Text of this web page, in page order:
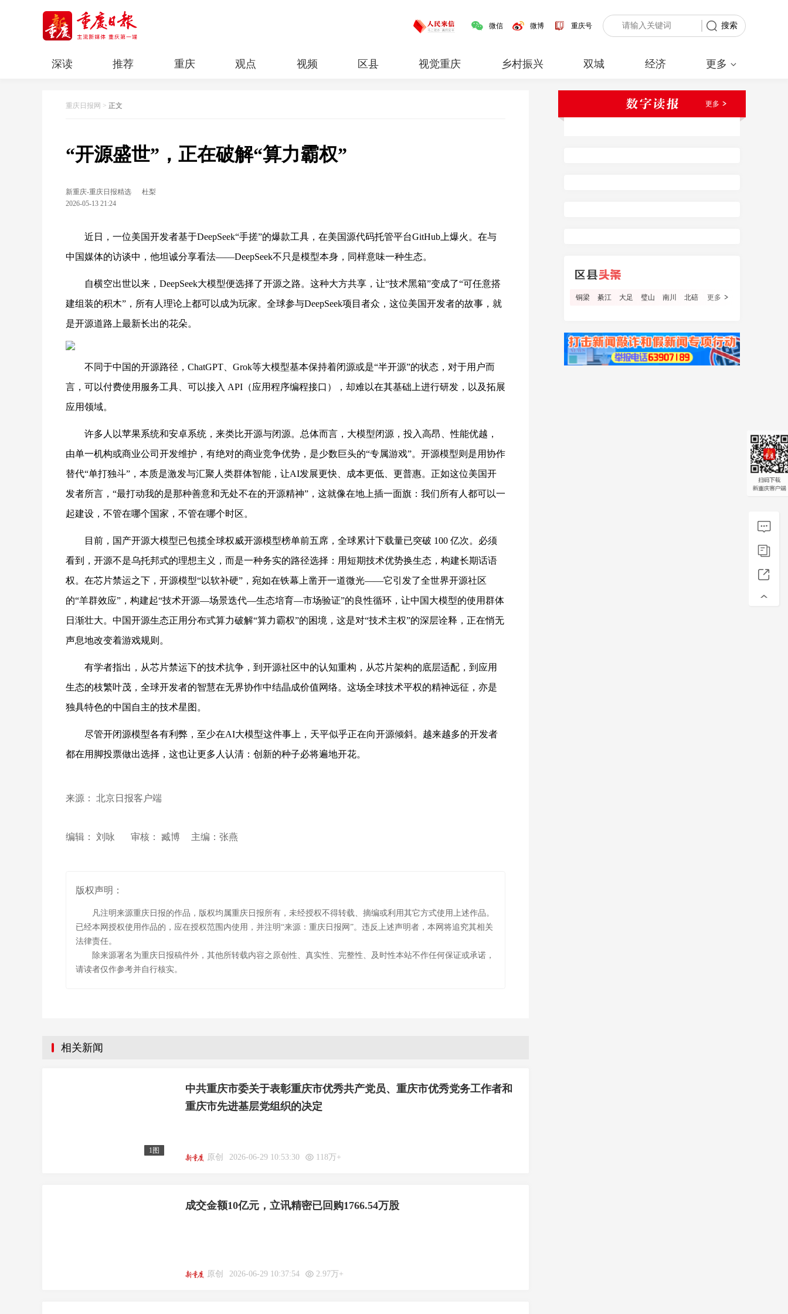
微信 微博 重庆号 搜索
深读 推荐 重庆 观点 视频 区县 视觉重庆 乡村振兴 双城 经济 更多
重庆日报网 > 正文
“开源盛世”，正在破解“算力霸权”
新重庆-重庆日报精选
杜梨
2026-05-13 21:24
近日，一位美国开发者基于DeepSeek“手搓”的爆款工具，在美国源代码托管平台GitHub上爆火。在与
中国媒体的访谈中，他坦诚分享看法——DeepSeek不只是模型本身，同样意味一种生态。
自横空出世以来，DeepSeek大模型便选择了开源之路。 这种大方共享，让“技术黑箱”变成了“可任意搭
建组装的积木”，所有人理论上都可以成为玩家。 全球参与DeepSeek项目者众，这位美国开发者的故事，就
是开源道路上最新长出的花朵。
不同于中国的开源路径，ChatGPT、Grok等大模型基本保持着闭源或是“半开源”的状态，对于用户而
言，可以付费使用服务工具、可以接入 API（应用程序编程接口），却难以在其基础上进行研发，以及拓展
应用领域。
许多人以苹果系统和安卓系统，来类比开源与闭源。总体而言，大模型闭源，投入高昂、性能优越，
由单一机构或商业公司开发维护，有绝对的商业竞争优势，是少数巨头的“专属游戏”。开源模型则是用协作
替代“单打独斗”，本质是激发与汇聚人类群体智能，让AI发展更快、成本更低、更普惠。正如这位美国开
发者所言， “最打动我的是那种善意和无处不在的开源精神”，这就像在地上插一面旗：我们所有人都可以一
起建设，不管在哪个国家，不管在哪个时区。
目前，国产开源大模型已包揽全球权威开源模型榜单前五席，全球累计下载量已突破 100 亿次‌。必须
看到， 开源不是乌托邦式的理想主义，而是一种务实的路径选择：用短期技术优势换生态，构建长期话语
权。 在芯片禁运之下，开源模型“以软补硬”，宛如在铁幕上凿开一道微光——它引发了全世界开源社区
的“羊群效应”，构建起“技术开源—场景迭代—生态培育—市场验证”的良性循环，让中国大模型的使用群体
日渐壮大。 中国开源生态正用分布式算力破解“算力霸权”的困境，这是对“技术主权”的深层诠释，正在悄无
声息地改变着游戏规则。
有学者指出，从芯片禁运下的技术抗争，到开源社区中的认知重构，从芯片架构的底层适配，到应用
生态的枝繁叶茂，全球开发者的智慧在无界协作中结晶成价值网络。 这场全球技术平权的精神远征，亦是
独具特色的中国自主的技术星图。
尽管开闭源模型各有利弊，至少在AI大模型这件事上，天平似乎正在向开源倾斜。 越来越多的开发者
都在用脚投票做出选择，这也让更多人认清：创新的种子必将遍地开花。
来源： 北京日报客户端
编辑： 刘咏 审核： 臧博 主编：张燕
版权声明：
凡注明来源重庆日报的作品，版权均属重庆日报所有，未经授权不得转载、摘编或利用其它方式使用上述作品。
已经本网授权使用作品的，应在授权范围内使用，并注明“来源：重庆日报网”。违反上述声明者，本网将追究其相关
法律责任。
除来源署名为重庆日报稿件外，其他所转载内容之原创性、真实性、完整性、及时性本站不作任何保证或承诺，
请读者仅作参考并自行核实。
相关新闻
1图
中共重庆市委关于表彰重庆市优秀共产党员、重庆市优秀党务工作者和
重庆市先进基层党组织的决定
原创 2026-06-29 10:53:30 118万+
成交金额10亿元，立讯精密已回购1766.54万股
原创 2026-06-29 10:37:54 2.97万+
更多
铜梁 綦江 大足 璧山 南川 北碚 更多